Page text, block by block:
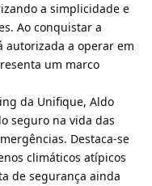
a simplicidade e
Ao conquistar a
autorizada a operar em
um marco
da Unifique, Aldo
seguro na vida das
Destaca-se
climáticos atípicos
de segurança ainda